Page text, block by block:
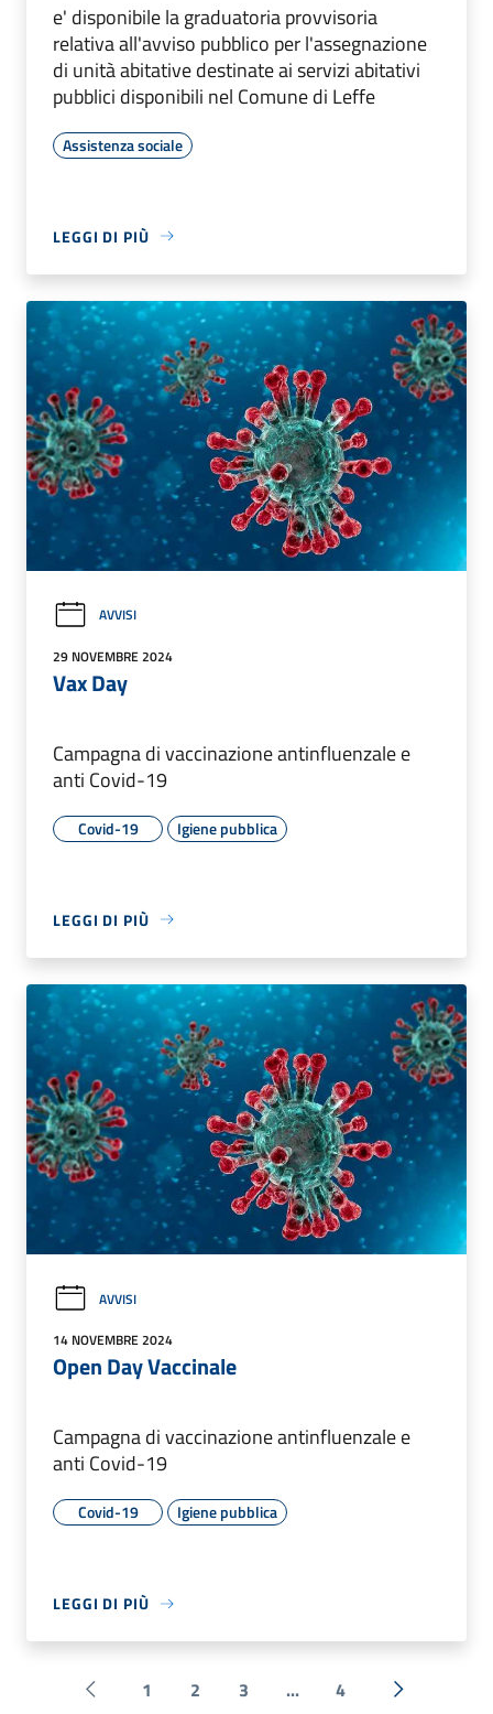
e' disponibile la graduatoria provvisoria
relativa all'avviso pubblico per l'assegnazione
di unità abitative destinate ai servizi abitativi
pubblici disponibili nel Comune di Leffe
Assistenza sociale
LEGGI DI PIÙ
AVVISI
29 NOVEMBRE 2024
Vax Day
Campagna di vaccinazione antinfluenzale e
anti Covid-19
Covid-19 Igiene pubblica
LEGGI DI PIÙ
AVVISI
14 NOVEMBRE 2024
Open Day Vaccinale
Campagna di vaccinazione antinfluenzale e
anti Covid-19
Covid-19 Igiene pubblica
LEGGI DI PIÙ
Pagina precedente
1 2 3 ... 4 Successiva